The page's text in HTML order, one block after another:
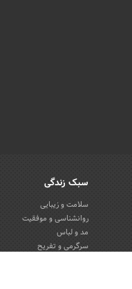
سبک زندگی
سلامت و زیبایی
روانشناسی و موفقیت
مد و لباس
سرگرمی و تفریح